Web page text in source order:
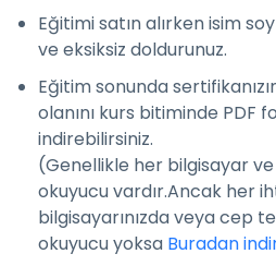
Eğitimi satın alırken isim
ve eksiksiz doldurunuz.
Eğitim sonunda
olanını kurs bitiminde PDF
indirebilirsiniz.
(Genellikle her bilgisayar
okuyucu vardır.Ancak her
bilgisayarınızda veya cep
okuyucu yoksa Buradan